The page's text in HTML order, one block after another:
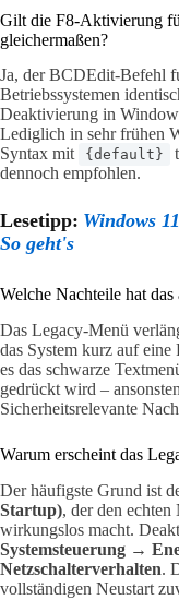
Gilt die F8-Aktivierung
gleichermaßen?
Ja, der BCDEdit-Befehl
Betriebssystemen
Deaktivierung in
Lediglich in sehr frühen
Syntax mit
{default}
dennoch empfohlen.
Lesetipp: Windows
So geht's
Welche Nachteile hat
Das Legacy-Menü
das System kurz auf
es das schwarze
gedrückt wird –
Sicherheitsrelevante
Warum erscheint das
Der häufigste Grund ist
Startup), der den
wirkungslos macht.
Systemsteuerung →
Netzschalterverhalten.
vollständigen Neustart